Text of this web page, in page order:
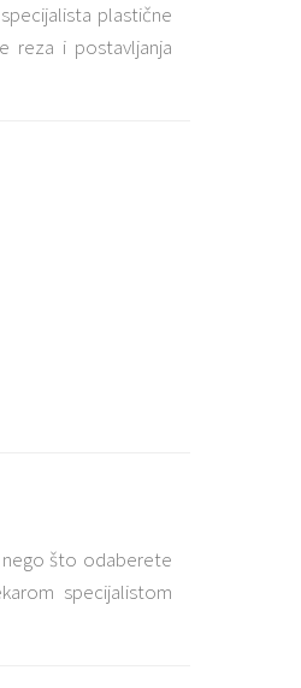
plastične
reza i postavljanja
nego što odaberete
specijalistom